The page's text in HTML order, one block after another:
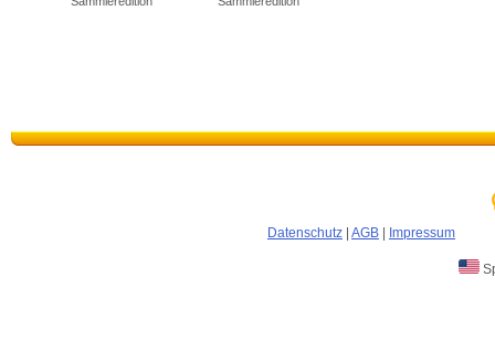
Datenschutz AGB Impressum